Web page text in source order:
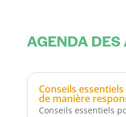
AGENDA DES
Conseils
de manière
Conseils essentiels